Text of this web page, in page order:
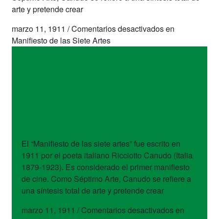
arte y pretende crear
marzo 11, 1911 /Comentarios desactivadosen
Manifiesto de las Siete Artes
El “Manifiesto de las siete artes” fue escrito en
1911 por el poeta italiano Ricciotto Canudo (Italia
1879-1923). Es considerado el primer manifiesto
de cine. Como Séptimo Arte, Canudo se refiere a
una síntesis total de arte y pretende crear
marzo 11, 1911 / Comentarios desactivadosen